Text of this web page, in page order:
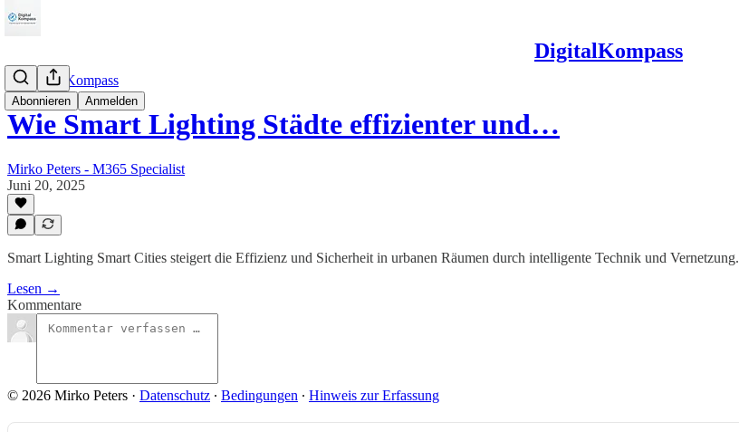
DigitalKompass
Abonnieren Anmelden
SmartCityKompass
Wie Smart Lighting Städte effizienter und…
Mirko Peters - M365 Specialist
Juni 20, 2025
Smart Lighting Smart Cities steigert die Effizienz und Sicherheit in urbanen Räumen durch intelligente Technik und Vernetzung.
Lesen →
Kommentare
© 2026 Mirko Peters · Datenschutz ∙ Bedingungen ∙ Hinweis zur Erfassung